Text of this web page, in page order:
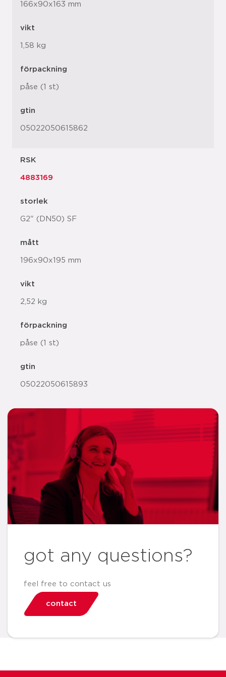
166x90x163 mm
vikt
1,58 kg
förpackning
påse (1 st)
gtin
05022050615862
RSK
4883169
storlek
G2" (DN50) SF
mått
196x90x195 mm
vikt
2,52 kg
förpackning
påse (1 st)
gtin
05022050615893
got any questions?
feel free to contact us
contact